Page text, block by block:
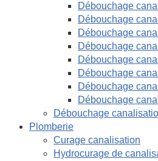
Débouchage
Débouchage
Débouchage
Débouchage
Débouchage
Débouchage
Débouchage
Débouchage
Débouchage
Plomberie
Curage canalisation
Hydrocurage de